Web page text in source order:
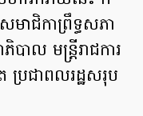
ាជិកាព្រឹទ្ធសភា
បាល មន្ត្រីរាជការ
ប្រជាពលរដ្ឋសរុប